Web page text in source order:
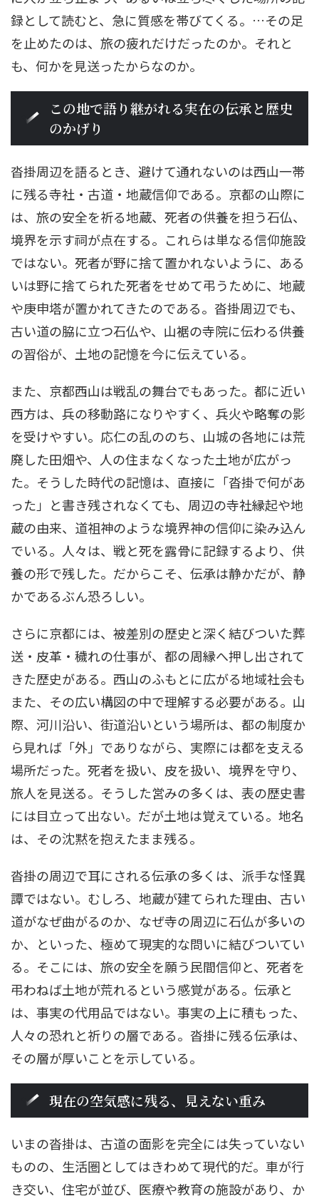
録として読むと、急に質感を帯びてくる。…その足
を止めたのは、旅の疲れだけだったのか。それと
も、何かを見送ったからなのか。
この地で語り継がれる実在の伝承と歴史
のかげり
沓掛周辺を語るとき、避けて通れないのは西山一帯
に残る寺社・古道・地蔵信仰である。京都の山際に
は、旅の安全を祈る地蔵、死者の供養を担う石仏、
境界を示す祠が点在する。これらは単なる信仰施設
ではない。死者が野に捨て置かれないように、ある
いは野に捨てられた死者をせめて弔うために、地蔵
や庚申塔が置かれてきたのである。沓掛周辺でも、
古い道の脇に立つ石仏や、山裾の寺院に伝わる供養
の習俗が、土地の記憶を今に伝えている。
また、京都西山は戦乱の舞台でもあった。都に近い
西方は、兵の移動路になりやすく、兵火や略奪の影
を受けやすい。応仁の乱ののち、山城の各地には荒
廃した田畑や、人の住まなくなった土地が広がっ
た。そうした時代の記憶は、直接に「沓掛で何があ
った」と書き残されなくても、周辺の寺社縁起や地
蔵の由来、道祖神のような境界神の信仰に染み込ん
でいる。人々は、戦と死を露骨に記録するより、供
養の形で残した。だからこそ、伝承は静かだが、静
かであるぶん恐ろしい。
さらに京都には、被差別の歴史と深く結びついた葬
送・皮革・穢れの仕事が、都の周縁へ押し出されて
きた歴史がある。西山のふもとに広がる地域社会も
また、その広い構図の中で理解する必要がある。山
際、河川沿い、街道沿いという場所は、都の制度か
ら見れば「外」でありながら、実際には都を支える
場所だった。死者を扱い、皮を扱い、境界を守り、
旅人を見送る。そうした営みの多くは、表の歴史書
には目立って出ない。だが土地は覚えている。地名
は、その沈黙を抱えたまま残る。
沓掛の周辺で耳にされる伝承の多くは、派手な怪異
譚ではない。むしろ、地蔵が建てられた理由、古い
道がなぜ曲がるのか、なぜ寺の周辺に石仏が多いの
か、といった、極めて現実的な問いに結びついてい
る。そこには、旅の安全を願う民間信仰と、死者を
弔わねば土地が荒れるという感覚がある。伝承と
は、事実の代用品ではない。事実の上に積もった、
人々の恐れと祈りの層である。沓掛に残る伝承は、
その層が厚いことを示している。
現在の空気感に残る、見えない重み
いまの沓掛は、古道の面影を完全には失っていない
ものの、生活圏としてはきわめて現代的だ。車が行
き交い、住宅が並び、医療や教育の施設があり、か